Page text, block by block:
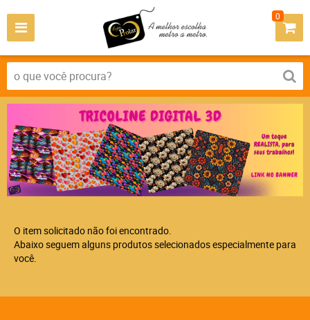
0
O item solicitado não foi encontrado.
Abaixo seguem alguns produtos selecionados especialmente para
você.